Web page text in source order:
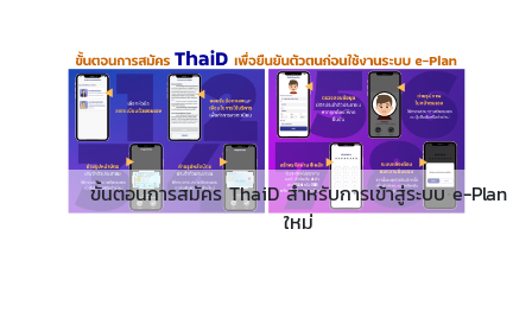
ขั้นตอนการสมัคร ThaiD สำหรับการเข้าสู่ระบบ e-Plan
ใหม่